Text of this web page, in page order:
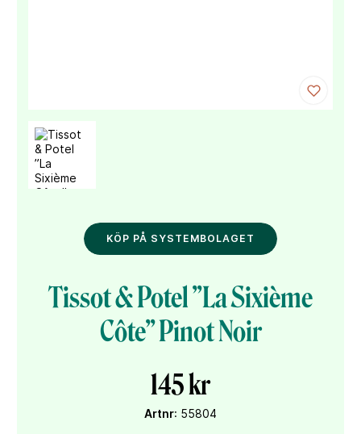
Tissot & Potel ”La Sixième
Côte” Pinot Noir
145 kr
Artnr: 55804
KÖP PÅ SYSTEMBOLAGET